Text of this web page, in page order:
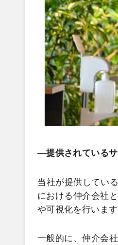
―提供されているサ
当社が提供してい
における仲介会社
や可視化を行います
一般的に、仲介会